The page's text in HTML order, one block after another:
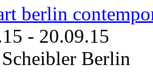
berlin
- 20.09.15
Berlin